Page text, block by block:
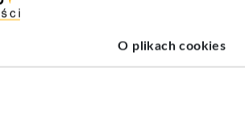
O plikach cookies
aluminiowe.
Rozprowadzona instalacja
ścieków,
tynkiem gipsowym. W salonie miejsce
Parter to kuchnia z jadalnia, salon z